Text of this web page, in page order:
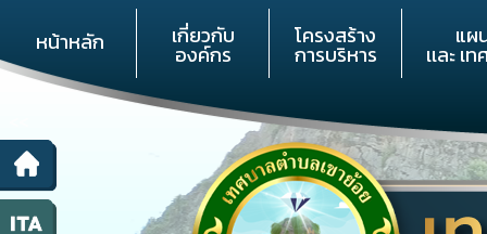
หน้าหลัก เกี่ยวกับ
องค์กร
โครงสร้าง
การบริหาร
แผ
เเละ